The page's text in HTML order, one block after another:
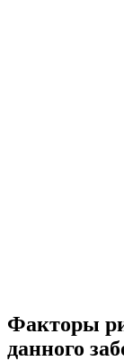
Факторы
данного